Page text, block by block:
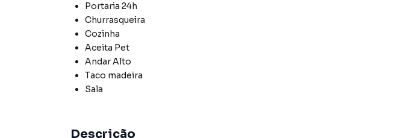
Portaria 24h
Churrasqueira
Cozinha
Aceita Pet
Andar Alto
Taco madeira
Sala
Descrição